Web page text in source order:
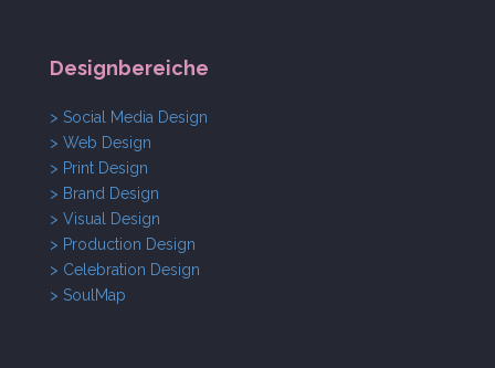
Designbereiche
> Social Media Design
> Web Design
> Print Design
> Brand Design
> Visual Design
> Production Design
> Celebration Design
> SoulMap